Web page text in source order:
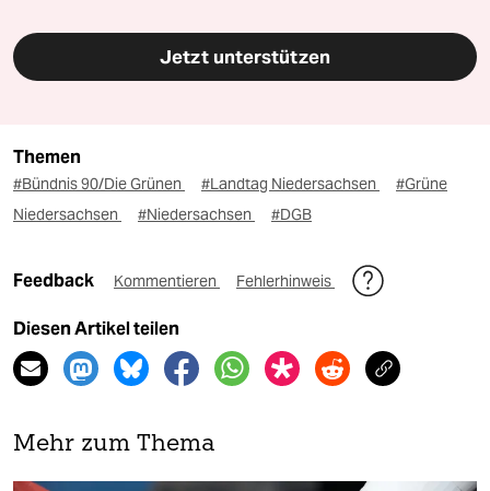
Jetzt unterstützen
Themen
#Bündnis 90/Die Grünen #Landtag Niedersachsen
#Grüne
Niedersachsen
#Niedersachsen #DGB
Feedback Kommentieren Fehlerhinweis
Diesen Artikel teilen
Mehr zum Thema